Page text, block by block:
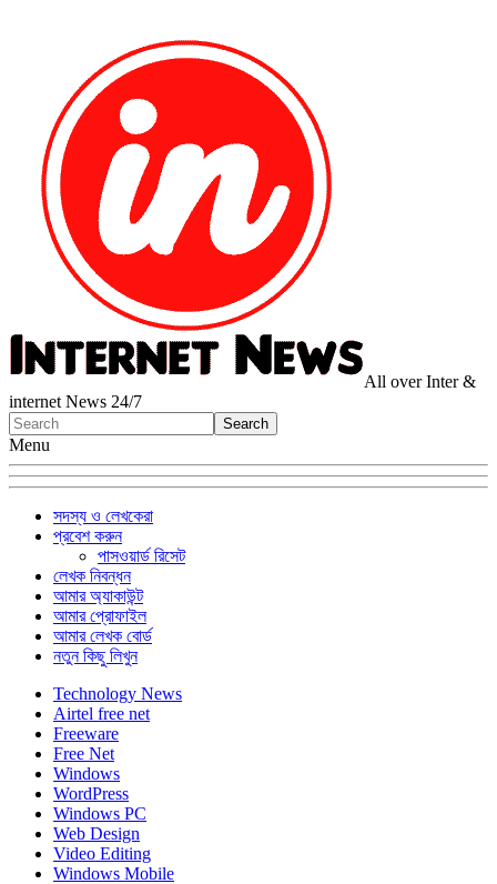
All over Inter &
internet News 24/7
Menu
সদস্য ও লেখকেরা
প্রবেশ করুন
পাসওয়ার্ড রিসেট
লেখক নিবন্ধন
আমার অ্যাকাউন্ট
আমার প্রোফাইল
আমার লেখক বোর্ড
নতুন কিছু লিখুন
Technology News
Airtel free net
Freeware
Free Net
Windows
WordPress
Windows PC
Web Design
Video Editing
Windows Mobile